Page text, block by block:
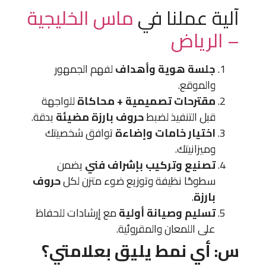
آلية عملنا فيماس الخليجية
– الرياض
جلسة هوية وأهدافلفهم الجمهور
والموقع.
مقترحات تصميمية + محاكاةللواجهة
قبل التنفيذ لضبطحروف بارزة مضيئةبدقة.
اختيار خامات وإضاءةتوافق شخصيتك
وميزانيتك.
تصنيع وتركيب بإشراف فنييضمن
سطوحًا نظيفة وتوزيع ضوء متزن لكلحروف
بارزة.
تسليم وصيانة أوليةمع إرشادات للحفاظ
على اللمعان والمقروئية.
س: أي نمط يليق بعلامتي؟